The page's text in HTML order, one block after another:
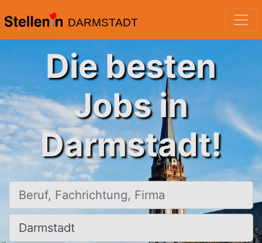
DARMSTADT
Die besten
Jobs in
Darmstadt!
Beruf, Fachrichtung, Firma
Ort, Stadt